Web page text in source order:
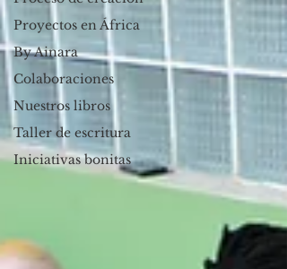
Proyectos en África
By Ainara
Colaboraciones
Nuestros libros
Taller de escritura
Iniciativas bonitas